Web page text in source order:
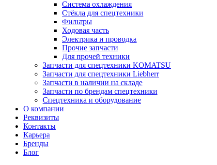
Система охлаждения
Стёкла для спецтехники
Фильтры
Ходовая часть
Электрика и проводка
Прочие запчасти
Для прочей техники
Запчасти для спецтехники KOMATSU
Запчасти для спецтехники Liebherr
Запчасти в наличии на складе
Запчасти по брендам спецтехники
Спецтехника и оборудование
О компании
Реквизиты
Контакты
Карьера
Бренды
Блог